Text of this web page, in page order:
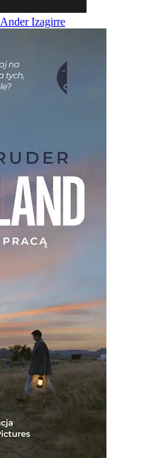
Ander Izagirre